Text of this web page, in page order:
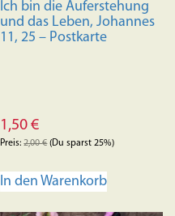
gewählt
Ich bin die Auferstehung
und das Leben, Johannes
11, 25 – Postkarte
1,50€
Preis:2,00€(Du sparst 25%)
In den Warenkorb